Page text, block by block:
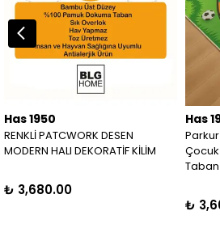
Has 1950
RENKLİ PATCWORK DESEN
MODERN HALI DEKORATİF KİLİM
₺ 3,680.00
Has
Parkur
Çocuk
Taban
₺